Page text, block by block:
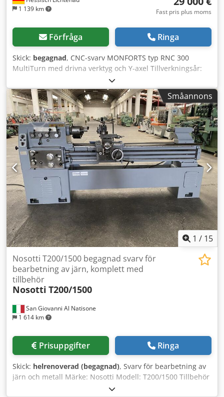
1 139 km
Fast pris plus moms
Förfråga Ringa
Skick: begagnad, CNC-svarv MONFORTS typ RNC 300
MultiTurn med drivna verktyg och Y-axel Tillverkningsår:
2005 CNC-styrning: FANUC Series 18i-TB Svangdiameter
över bäddtäckning: 380 mm Spindelgenomgång: 67 mm
Spindelvarvtal: 25 - 5000 varv/min Verktygrevolver: 12
stationer Verktygshållare cylindrisk VDI 30 mm Motoreffekt
för spindeldrift: 23 kW Total effektförbrukning: 41 kVA
Strömanslutning: 400 Volt, 50 Hz, 63 Amp - med
dubbdocka, chuck och spännhylsanordning - 3-backs
chuck SCHUNK ROTA NCD Ø 165 mm med stort antal
chuckbackar - Spännhylsanordning HAINBUCH 65, utan
spännhylsor (endast en som prov) - 25 st verktygshållare
VDI 30 - 4 st drivna verktyg med spännhylsa ER 25 -
Spåntransportör med integrerad kylvätskeenhet - ca 20
000 driftstimmar Utrymmesbehov maskin med
spåntransportör L x B x H ca 4100 x 2600 x 2100 mm
Dsdpfx Aszfau Asl Rsck Platsbehov basmaskin L x B x H
3000 x 2400 x 2100 mm Vikt ca 6 ton Mycket gott skick
Småannons
1 / 15
San Giovanni Al Natisone
1 614 km
Nosotti T200/1500 begagnad svarv för
bearbetning av järn, komplett med
tillbehör
Nosotti T200/1500
Prisuppgifter Ringa
Skick: helrenoverad (begagnad), Svarv för bearbetning av
järn och metall Märke: Nosotti Modell: T200/1500 Tillbehör
enligt bild Dcedpjy D Sunsfx Al Rok Mått: 270 x 80 cm, höjd